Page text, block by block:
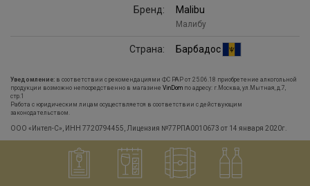
Бренд: Malibu
Малибу
Страна: Барбадос
Уведомление: в соответствии с рекомендациями ФС РАР от 25.06.18 приобретение алкогольной
продукции возможно непосредственно в магазине VinDom по адресу: г.Москва, ул.Мытная, д.7,
стр.1
Работа с юридическим лицам осуществляется в соответствии с действующим
законодательством.
ООО «Интел-С», ИНН 7720794455, Лицензия №77РПА0010673 от 14 января 2020г.